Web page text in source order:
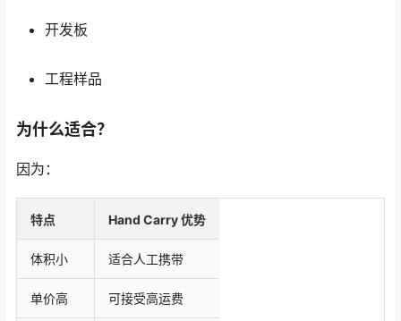
开发板
工程样品
为什么适合？
因为：
特点 Hand Carry 优势
体积小 适合人工携带
单价高 可接受高运费